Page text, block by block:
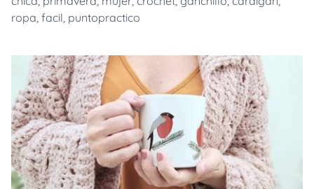
ropa, facil, puntopractico